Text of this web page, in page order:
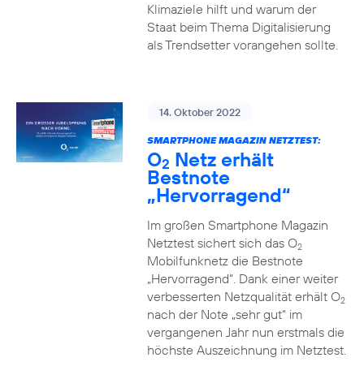
Klimaziele hilft und warum der
Staat beim Thema Digitalisierung
als Trendsetter vorangehen sollte.
14. Oktober 2022
SMARTPHONE MAGAZIN NETZTEST:
O2 Netz erhält
Bestnote
„Hervorragend“
Im großen Smartphone Magazin
Netztest sichert sich das O2
Mobilfunknetz die Bestnote
„Hervorragend“. Dank einer weiter
verbesserten Netzqualität erhält O2
nach der Note „sehr gut“ im
vergangenen Jahr nun erstmals die
höchste Auszeichnung im Netztest.